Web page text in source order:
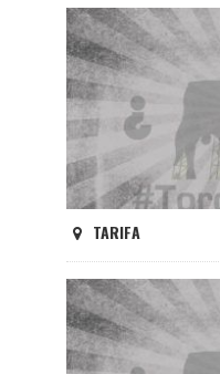
TARIFA